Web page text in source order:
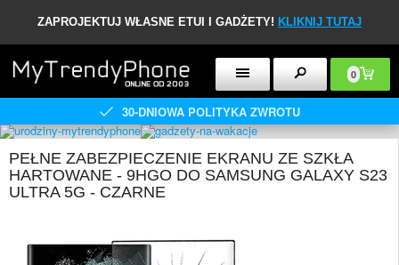
ZAPROJEKTUJ WŁASNE ETUI I GADŻETY! KLIKNIJ TUTAJ
0
30-DNIOWA POLITYKA ZWROTU
PEŁNE ZABEZPIECZENIE EKRANU ZE SZKŁA
HARTOWANE - 9HGO DO SAMSUNG GALAXY S23
ULTRA 5G - CZARNE